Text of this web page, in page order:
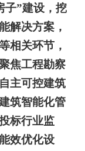
子”建设，挖
解决方案，
相关环节，
焦工程勘察
主可控建筑
筑智能化管
标行业监
效优化设